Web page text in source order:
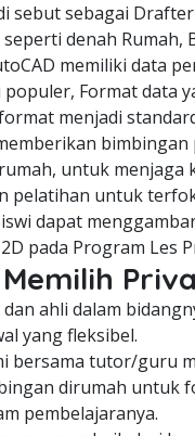
sebut sebagai
denah Rumah,
memiliki data
Format data
menjadi
untuk menjaga
pelatihan untuk
dapat
pada Program Les
ahli dalam
yang fleksibel.
bersama tutor/guru
dirumah untuk
pembelajaranya.